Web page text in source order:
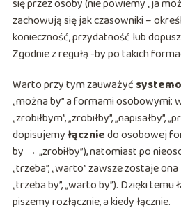
się przez osoby (nie powiemy „ja
zachowują się jak czasowniki –
konieczność, przydatność lub
Zgodnie z regułą -by po takich
Warto przy tym zauważyć
„można by” a formami osobowymi:
„zrobiłbym”, „zrobiłby”, „napisałby”,
dopisujemyłączniedo osobowej
by → „zrobiłby”), natomiast po
„trzeba”, „warto” zawsze zostaje ona
„trzeba by”, „warto by”). Dzięki
piszemy rozłącznie, a kiedy łącznie.